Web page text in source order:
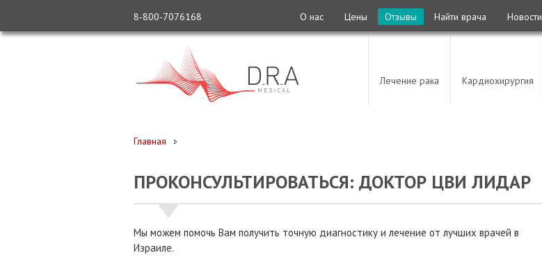
О нас Цены Отзывы Найти врача Новости
8-800-7076168
Лечение рака Кардиохирургия
Главная
ПРОКОНСУЛЬТИРОВАТЬСЯ: ДОКТОР ЦВИ ЛИДАР
Мы можем помочь Вам получить точную диагностику и лечение от лучших врачей в
Израиле.